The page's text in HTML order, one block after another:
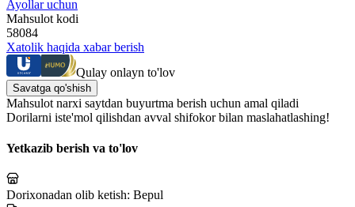
Ayollar uchun
Mahsulot kodi
58084
Xatolik haqida xabar berish
Qulay onlayn to'lov
Savatga qo'shish
Mahsulot narxi saytdan buyurtma berish uchun amal qiladi
Dorilarni iste'mol qilishdan avval shifokor bilan maslahatlashing!
Yetkazib berish va to'lov
Dorixonadan olib ketish: Bepul